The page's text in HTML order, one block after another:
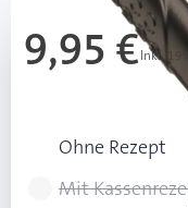
9,95 €Inkl.
Rezeptart wählen
Ohne Rezept
Mit